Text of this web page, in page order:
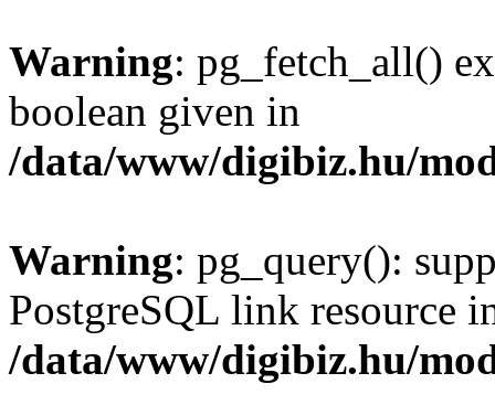
Warning: pg_fetch_all()
boolean given in
/data/www/digibiz.hu/
Warning: pg_query():
PostgreSQL link resource
/data/www/digibiz.hu/